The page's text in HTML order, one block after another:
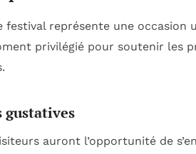
festival représente une
privilégié pour soutenir les
gustatives
auront l’opportunité de